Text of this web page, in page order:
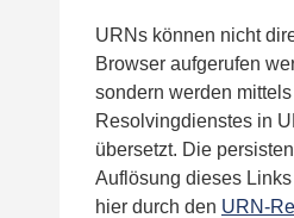
URNs können nicht
Browser aufgerufen
sondern werden
Resolvingdienstes in
übersetzt. Die
Auflösung dieses
hier durch den URN-